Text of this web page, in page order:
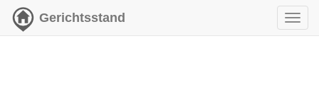
Gerichtsstand